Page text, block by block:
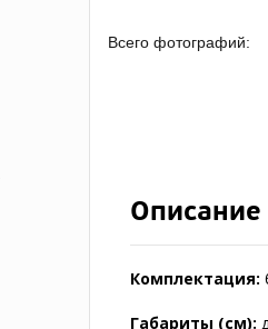
Всего фотографий:
Описание
Комплектация:
Габариты (см):